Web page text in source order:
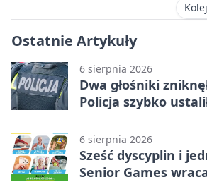
Ostatnie Artykuły
6 sierpnia 2026
Dwa głośniki
Policja szybko
6 sierpnia 2026
Sześć dyscyplin i
Senior Games